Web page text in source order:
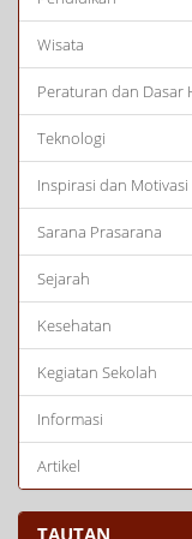
Wisata
Peraturan dan Dasar
Teknologi
Inspirasi dan Motivasi
Sarana Prasarana
Sejarah
Kesehatan
Kegiatan Sekolah
Informasi
Artikel
TAUTAN